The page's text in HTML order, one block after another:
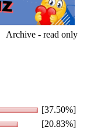
Archive - read only
[37.50%]
[20.83%]